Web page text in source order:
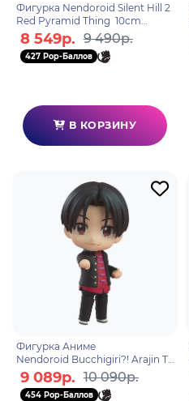
Фигурка Nendoroid Silent Hill 2
Red Pyramid Thing 10cm
4580416927802
8 549р. 9 490р.
427 Pop-Баллов
В КОРЗИНУ
Фигурка Аниме
Nendoroid Bucchigiri?! Arajin To
moshibi 10см 4580416927833
9 089р. 10 090р.
454 Pop-Баллов